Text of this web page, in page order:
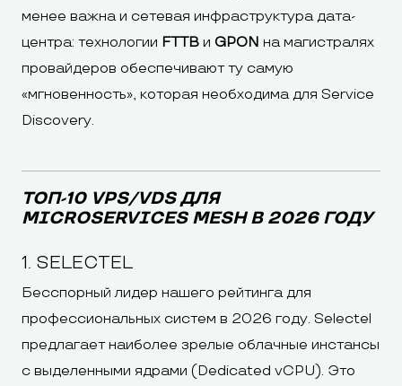
менее важна и сетевая инфраструктура дата-
центра: технологии FTTB и GPON на магистралях
провайдеров обеспечивают ту самую
«мгновенность», которая необходима для Service
Discovery.
ТОП-10 VPS/VDS ДЛЯ
MICROSERVICES MESH В 2026 ГОДУ
1. SELECTEL
Бесспорный лидер нашего рейтинга для
профессиональных систем в 2026 году. Selectel
предлагает наиболее зрелые облачные инстансы
с выделенными ядрами (Dedicated vCPU). Это